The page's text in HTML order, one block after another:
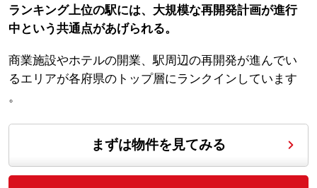
ランキング上位の駅には、大規模な再開発計画が進行
中という共通点があげられる。
商業施設やホテルの開業、駅周辺の再開発が進んでい
るエリアが各府県のトップ層にランクインしています
。
まずは物件を見てみる